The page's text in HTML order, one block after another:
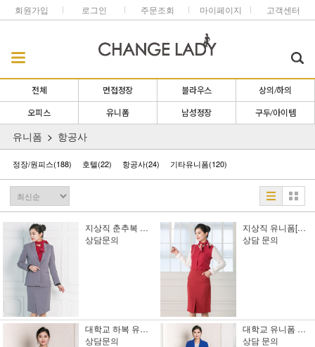
회원가입 로그인 주문조회 마이페이지 고객센터
전체 면접정장 블라우스 상의/하의
오피스 유니폼 남성정장 구두/아이템
유니폼 항공사
정장/원피스(188) 호텔(22) 항공사(24) 기타유니폼(120)
지상직 춘추복 유니폼[상담문의]
상담문의
지상직 유니폼[견적 문의][상담 문의]
상담 문의
대학교 하복 유니폼
상담문의
대학교 유니폼 동복
상담 문의